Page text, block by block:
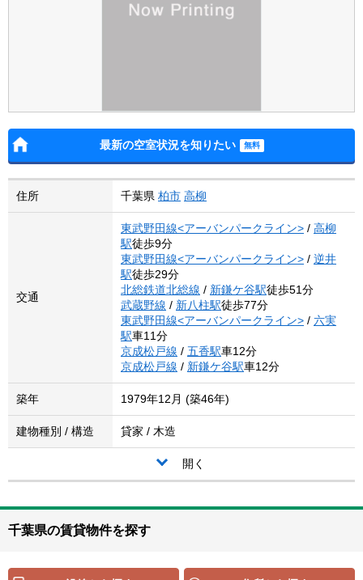
最新の空室状況を知りたい
住所 千葉県 柏市 高柳
交通
東武野田線<アーバンパークライン> / 高柳
駅徒歩9分
東武野田線<アーバンパークライン> / 逆井
駅徒歩29分
北総鉄道北総線 / 新鎌ケ谷駅徒歩51分
武蔵野線 / 新八柱駅徒歩77分
東武野田線<アーバンパークライン> / 六実
駅車11分
京成松戸線 / 五香駅車12分
京成松戸線 / 新鎌ケ谷駅車12分
築年 1979年12月 (築46年)
建物種別 / 構造 貸家 / 木造
開く
千葉県の賃貸物件を探す